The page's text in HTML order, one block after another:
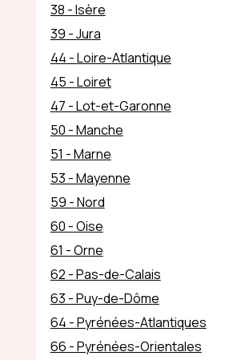
38 - Isère
39 - Jura
44 - Loire-Atlantique
45 - Loiret
47 - Lot-et-Garonne
50 - Manche
51 - Marne
53 - Mayenne
59 - Nord
60 - Oise
61 - Orne
62 - Pas-de-Calais
63 - Puy-de-Dôme
64 - Pyrénées-Atlantiques
66 - Pyrénées-Orientales